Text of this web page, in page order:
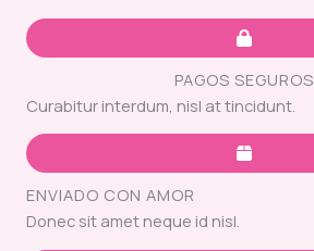
PAGOS SEGUROS
Curabitur interdum, nisl at tincidunt.
ENVIADO CON AMOR
Donec sit amet neque id nisl.